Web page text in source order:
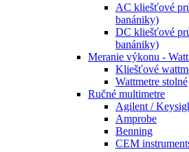
AC kliešťové
banániky)
DC kliešťové
banániky)
Meranie výkonu -
Kliešťové
Wattmetre stolné
Ručné multimetre
Agilent /
Amprobe
Benning
CEM